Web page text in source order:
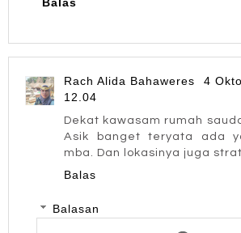
Rach Alida Bahaweres
4
12.04
Dekat kawasam rumah
Asik banget teryata ada
mba. Dan lokasinya juga
Balas
Balasan